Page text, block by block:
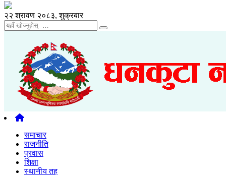
२२ श्रावण २०८३, शुक्रबार
समाचार
राजनीति
प्रवास
शिक्षा
स्थानीय तह